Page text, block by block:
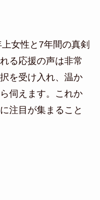
女性と7年間の真剣
る応援の声は非常
を受け入れ、温か
伺えます。これか
注目が集まること